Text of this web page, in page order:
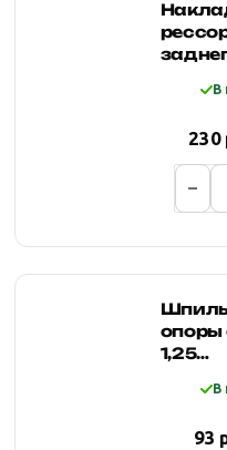
В
230
опоры
1,25
Ст.20В
93